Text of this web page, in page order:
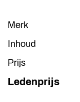
Merk
Inhoud
Prijs
Ledenprijs